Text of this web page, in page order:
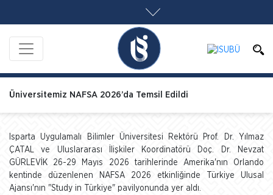
Üniversitemiz NAFSA 2026’da Temsil Edildi
Isparta Uygulamalı Bilimler Üniversitesi Rektörü Prof. Dr. Yılmaz
ÇATAL ve Uluslararası İlişkiler Koordinatörü Doç. Dr. Nevzat
GÜRLEVİK 26-29 Mayıs 2026 tarihlerinde Amerika'nın Orlando
kentinde düzenlenen NAFSA 2026 etkinliğinde Türkiye Ulusal
Ajansı'nın "Study in Türkiye" pavilyonunda yer aldı.